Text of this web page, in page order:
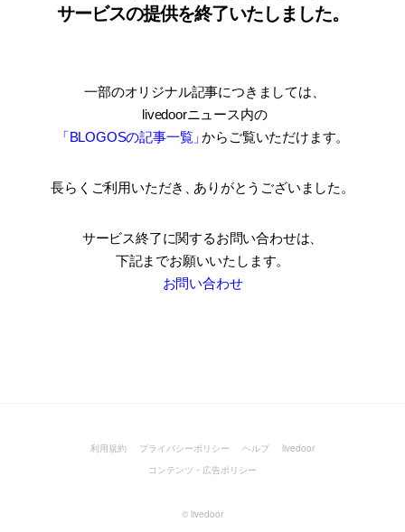
サービスの提供を終了いたしました。
一部のオリジナル記事につきましては
livedoorニュース内の
「BLOGOSの記事一覧」からご覧いただけます。
長らくご利用いただき ありがとうございました。
サービス終了に関するお問い合わせは、
下記までお願いいたします。
お問い合わせ
利用規約 プライバシーポリシー ヘルプ
livedoor
コンテンツ・広告ポリシー
© livedoor